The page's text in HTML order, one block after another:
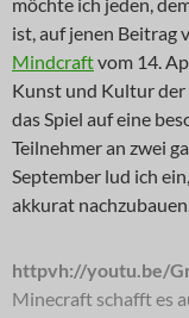
ist, auf jenen Beitrag
Mindcraftvom 14.
Kunst und Kultur der
das Spiel auf eine
Teilnehmer an zwei
September lud ich
akkurat nachzubauen.
httpvh://youtu.be/
Minecraft schafft es